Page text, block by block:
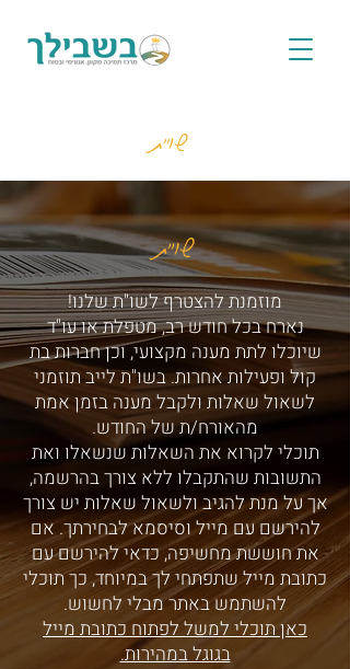
שו"ת
שו"ת
מוזמנת להצטרף לשו"ת שלנו!
נארח בכל חודש רב, מטפלת או עו"ד
שיוכלו לתת מענה מקצועי, וכן חברות בת
קול ופעילות אחרות. בשו"ת לייב תוזמני
לשאול שאלות ולקבל מענה בזמן אמת
מהאורח/ת של החודש.
תוכלי לקרוא את השאלות שנשאלו ואת
התשובות שהתקבלו ללא צורך בהרשמה,
אך על מנת להגיב ולשאול שאלות יש צורך
להירשם עם מייל וסיסמא לבחירתך. אם
את חוששת מחשיפה, כדאי להירשם עם
כתובת מייל שתפתחי לך במיוחד, כך תוכלי
להשתמש באתר מבלי לחשוש.
כאן תוכלי למשל לפתוח כתובת מייל
בגוגל במהירות.